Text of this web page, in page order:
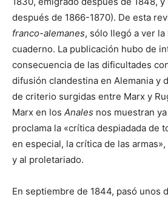
después de 1866-1870). De esta
franco-alemanes, sólo llegó a ver
cuaderno. La publicación hubo de
consecuencia de las dificultades
difusión clandestina en Alemania y
de criterio surgidas entre Marx y
Marx en los Anales nos muestran
proclama la «crítica despiadada de
en especial, la crítica de las
y al proletariado.
En septiembre de 1844, pasó unos